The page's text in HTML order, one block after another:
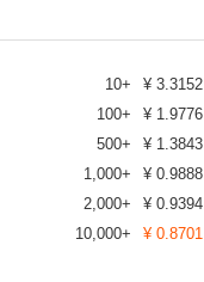
10+ ¥ 3.3152
100+ ¥ 1.9776
500+ ¥ 1.3843
1,000+ ¥ 0.9888
2,000+ ¥ 0.9394
10,000+ ¥ 0.8701